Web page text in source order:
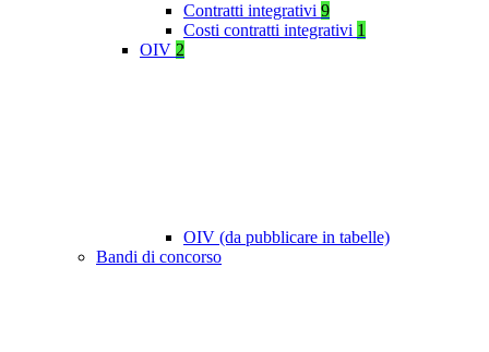
Contratti integrativi 9
Costi contratti integrativi 1
OIV 2
OIV (da pubblicare in tabelle)
Bandi di concorso